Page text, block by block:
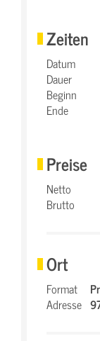
Zeiten
Datum
Dauer
Beginn
Ende
Preise
Netto
Brutto
Ort
Format
Adresse